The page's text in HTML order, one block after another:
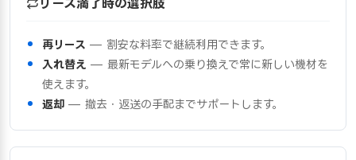
リース満了時の選択肢
再リース — 割安な料率で継続利用できます。
入れ替え — 最新モデルへの乗り換えで常に新しい機材を
使えます。
返却 — 撤去・返送の手配までサポートします。